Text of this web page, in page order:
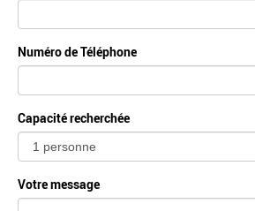
Numéro de Téléphone
Capacité recherchée
Votre message